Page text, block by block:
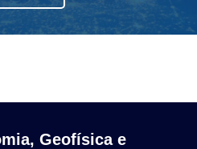
Geofísica e